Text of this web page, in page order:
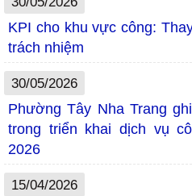
KPI cho khu vực công:
trách nhiệm
30/05/2026
Phường Tây Nha Trang
trong triển khai dịch vụ
2026
15/04/2026